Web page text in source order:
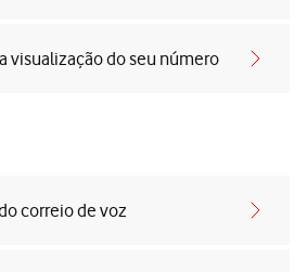
visualização do seu número
correio de voz